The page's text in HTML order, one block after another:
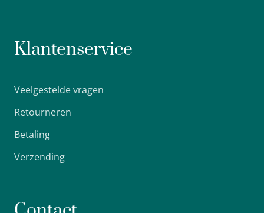
Klantenservice
Veelgestelde vragen
Retourneren
Betaling
Verzending